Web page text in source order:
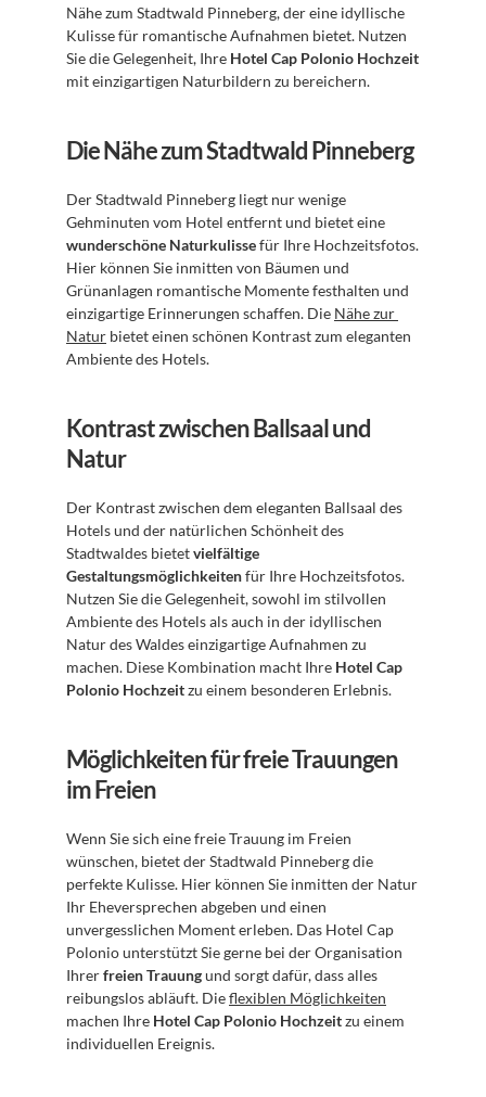
Nähe zum Stadtwald Pinneberg, der eine idyllische
Kulisse für romantische Aufnahmen bietet. Nutzen
Sie die Gelegenheit, Ihre Hotel Cap Polonio Hochzeit
mit einzigartigen Naturbildern zu bereichern.
Die Nähe zum Stadtwald Pinneberg
Der Stadtwald Pinneberg liegt nur wenige
wunderschöne Naturkulisse für Ihre Hochzeitsfotos.
Hier können Sie inmitten von Bäumen und
Grünanlagen romantische Momente festhalten und
einzigartige Erinnerungen schaffen. Die Nähe zur
Natur bietet einen schönen Kontrast zum eleganten
Ambiente des Hotels.
Kontrast zwischen Ballsaal und
Natur
Der Kontrast zwischen dem eleganten Ballsaal des
Hotels und der natürlichen Schönheit des
Stadtwaldes bietet vielfältige
Gestaltungsmöglichkeiten für Ihre Hochzeitsfotos.
Nutzen Sie die Gelegenheit, sowohl im stilvollen
Ambiente des Hotels als auch in der idyllischen
Natur des Waldes einzigartige Aufnahmen zu
machen. Diese Kombination macht Ihre Hotel Cap
Polonio Hochzeit zu einem besonderen Erlebnis.
Möglichkeiten für freie Trauungen
im Freien
Wenn Sie sich eine freie Trauung im Freien
wünschen, bietet der Stadtwald Pinneberg die
perfekte Kulisse. Hier können Sie inmitten der Natur
Ihr Eheversprechen abgeben und einen
unvergesslichen Moment erleben. Das Hotel Cap
Polonio unterstützt Sie gerne bei der Organisation
Ihrer freien Trauung und sorgt dafür, dass alles
reibungslos abläuft. Die flexiblen Möglichkeiten
machen Ihre Hotel Cap Polonio Hochzeit zu einem
individuellen Ereignis.